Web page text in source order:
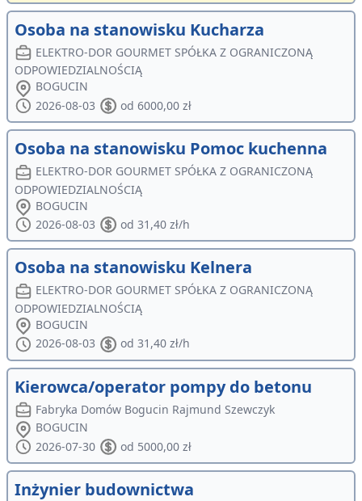
Osoba na stanowisku Kucharza
ELEKTRO-DOR GOURMET SPÓŁKA Z OGRANICZONĄ
ODPOWIEDZIALNOŚCIĄ
BOGUCIN
2026-08-03
od 6000,00 zł
Osoba na stanowisku Pomoc kuchenna
ELEKTRO-DOR GOURMET SPÓŁKA Z OGRANICZONĄ
ODPOWIEDZIALNOŚCIĄ
BOGUCIN
2026-08-03
od 31,40 zł/h
Osoba na stanowisku Kelnera
ELEKTRO-DOR GOURMET SPÓŁKA Z OGRANICZONĄ
ODPOWIEDZIALNOŚCIĄ
BOGUCIN
2026-08-03
od 31,40 zł/h
Kierowca/operator pompy do betonu
Fabryka Domów Bogucin Rajmund Szewczyk
BOGUCIN
2026-07-30
od 5000,00 zł
Inżynier budownictwa